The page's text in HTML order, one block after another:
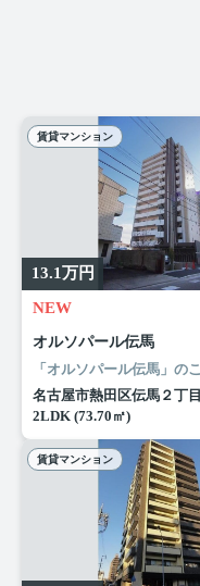
賃貸マンション
13.1万円
NEW
オルソパール伝馬
名古屋市熱田区伝馬２丁目
2LDK (73.70㎡)
賃貸マンション